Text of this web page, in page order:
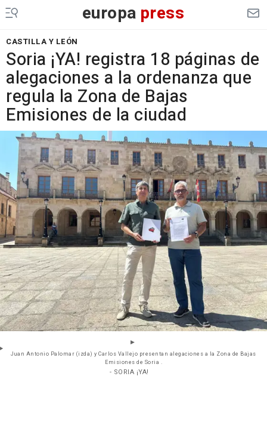
europa press
CASTILLA Y LEÓN
Soria ¡YA! registra 18 páginas de
alegaciones a la ordenanza que
regula la Zona de Bajas
Emisiones de la ciudad
Juan Antonio Palomar (izda) y Carlos Vallejo presentan alegaciones a la Zona de Bajas
Emisiones de Soria .
- SORIA ¡YA!